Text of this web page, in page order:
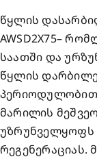
წყლის
AWSD2X75–
საათში და
წყლის
პერიოდულობით
მარილის
უზრუნველყოფს
რეგენერაციას.